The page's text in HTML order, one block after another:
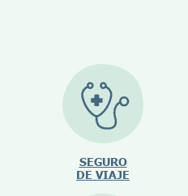
SEGURO
DE VIAJE